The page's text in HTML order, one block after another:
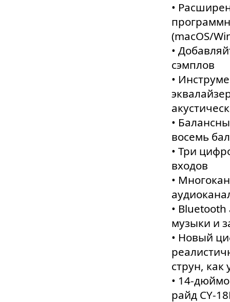
•
(macOS/
•
сэмплов
•
•
восемь
• Три
входов
•
•
музыки и
• Новый
струн, как
• 14-
райд CY-